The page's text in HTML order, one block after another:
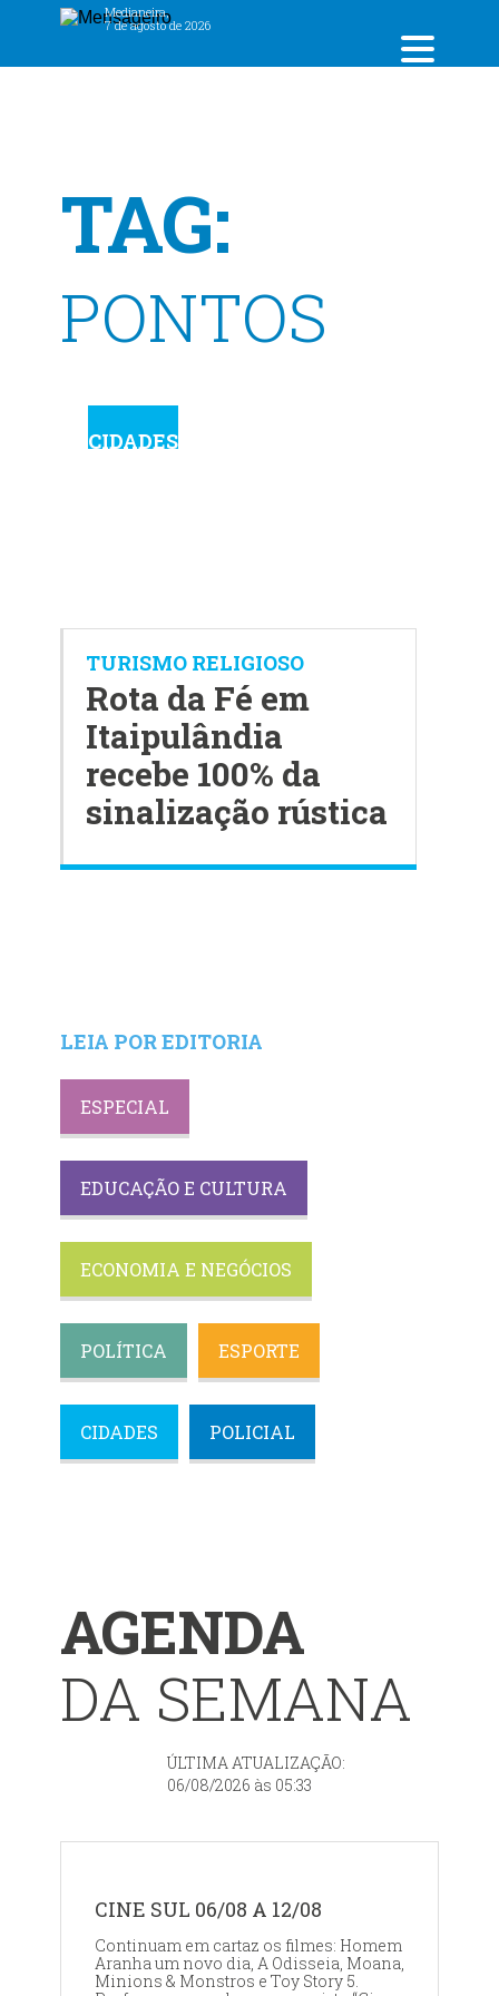
Medianeira,
7 de agosto de 2026
TAG:
PONTOS
CIDADES
TURISMO RELIGIOSO
Rota da Fé em
Itaipulândia
recebe 100% da
sinalização rústica
LEIA POR EDITORIA
CIDADES POLICIAL
POLÍTICA ESPORTE
ECONOMIA E NEGÓCIOS
EDUCAÇÃO E CULTURA
ESPECIAL
AGENDA
DA SEMANA
ÚLTIMA ATUALIZAÇÃO:
06/08/2026 às 05:33
CINE SUL 06/08 A 12/08
Continuam em cartaz os filmes: Homem
Aranha um novo dia, A Odisseia, Moana,
Minions & Monstros e Toy Story 5.